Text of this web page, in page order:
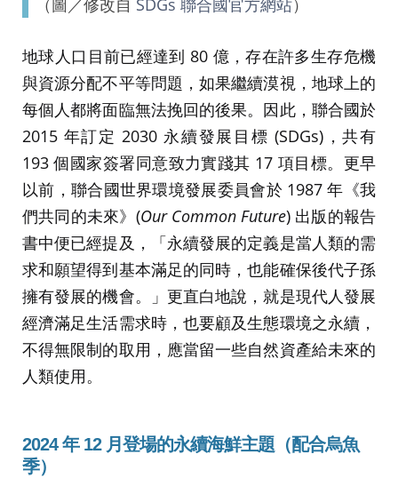
地球人口目前已經達到 80 億，存在許多生存危機
與資源分配不平等問題，如果繼續漠視，地球上的
每個人都將面臨無法挽回的後果。因此，聯合國於
2015 年訂定 2030 永續發展目標 (SDGs)，共有
193 個國家簽署同意致力實踐其 17 項目標。更早
以前，聯合國世界環境發展委員會於 1987 年《我
們共同的未來》(Our Common Future) 出版的報告
書中便已經提及，「永續發展的定義是當人類的需
求和願望得到基本滿足的同時，也能確保後代子孫
擁有發展的機會。」更直白地說，就是現代人發展
經濟滿足生活需求時，也要顧及生態環境之永續，
不得無限制的取用，應當留一些自然資產給未來的
人類使用。
2024 年 12 月登場的永續海鮮主題（配合烏魚
季）